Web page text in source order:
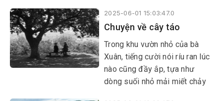
2025-06-01 15:03:47.0
Chuyện về cây táo
Trong khu vườn nhỏ của bà
Xuân, tiếng cười nói ríu ran lúc
nào cũng đầy ắp, tựa như
dòng suối nhỏ mải miết chảy